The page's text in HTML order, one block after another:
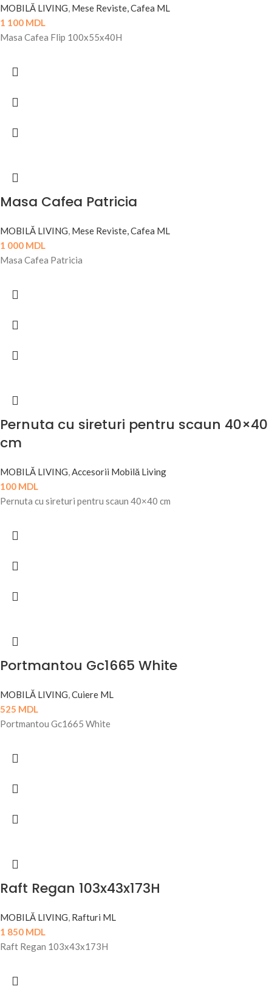
MOBILĂ LIVING, Mese Reviste, Cafea ML
1 100 MDL
Masa Cafea Flip 100x55x40H
Masa Cafea Patricia
MOBILĂ LIVING, Mese Reviste, Cafea ML
1 000 MDL
Masa Cafea Patricia
Pernuta cu sireturi pentru scaun 40×40
cm
MOBILĂ LIVING,Accesorii Mobilă Living
100 MDL
Pernuta cu sireturi pentru scaun 40×40 cm
Portmantou Gc1665 White
MOBILĂ LIVING,Cuiere ML
525 MDL
Portmantou Gc1665 White
Raft Regan 103x43x173H
MOBILĂ LIVING, Rafturi ML
1 850 MDL
Raft Regan 103x43x173H